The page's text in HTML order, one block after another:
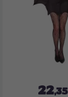
22